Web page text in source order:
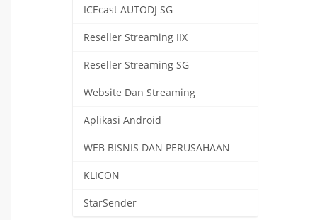
ICEcast AUTODJ SG
Reseller Streaming IIX
Reseller Streaming SG
Website Dan Streaming
Aplikasi Android
WEB BISNIS DAN PERUSAHAAN
KLICON
StarSender